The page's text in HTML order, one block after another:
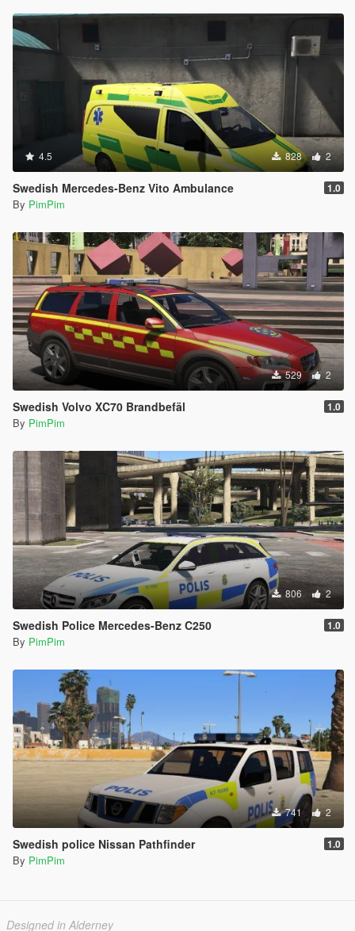
4.5 828 2
Swedish Mercedes-Benz Vito Ambulance 1.0
By PimPim
529 2
Swedish Volvo XC70 Brandbefäl 1.0
By PimPim
806 2
Swedish Police Mercedes-Benz C250 1.0
By PimPim
741 2
Swedish police Nissan Pathfinder 1.0
By PimPim
Designed in Alderney